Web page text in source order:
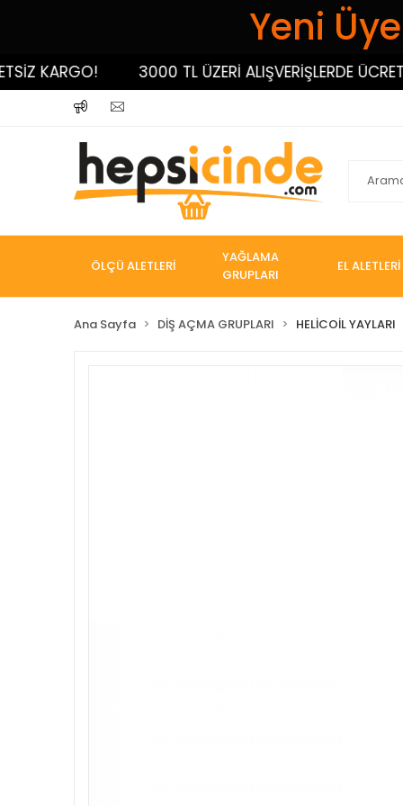
Yeni
KARGO! 3000 TL ÜZERİ ALIŞVERİŞLERDE
ÖLÇÜ ALETLERİ
YAĞLAMA
GRUPLARI
EL ALETLERİ
Ana Sayfa DİŞ AÇMA GRUPLARI HELİCOİL YAYLARI